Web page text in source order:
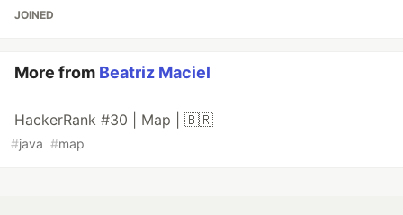
JOINED
More from Beatriz Maciel
HackerRank #30 | Map | 🇧🇷
#java #map